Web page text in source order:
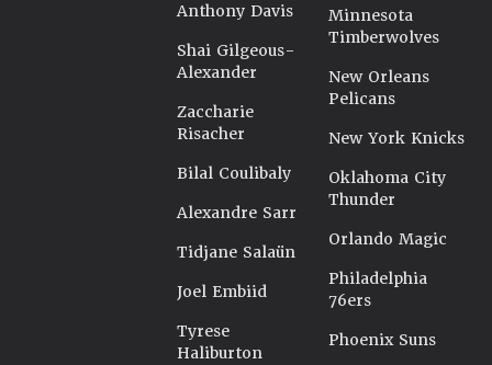
Anthony Davis
Shai Gilgeous-
Alexander
Zaccharie
Risacher
Bilal Coulibaly
Alexandre Sarr
Tidjane Salaün
Joel Embiid
Tyrese
Haliburton
Minnesota
Timberwolves
New Orleans
Pelicans
New York Knicks
Oklahoma City
Thunder
Orlando Magic
Philadelphia
76ers
Phoenix Suns